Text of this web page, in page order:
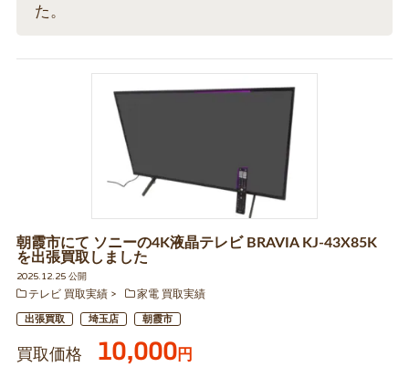
た。
朝霞市にて ソニーの4K液晶テレビ BRAVIA KJ-43X85K
を出張買取しました
2025.12.25 公開
テレビ 買取実績
家電 買取実績
出張買取 埼玉店 朝霞市
買取価格 10,000円